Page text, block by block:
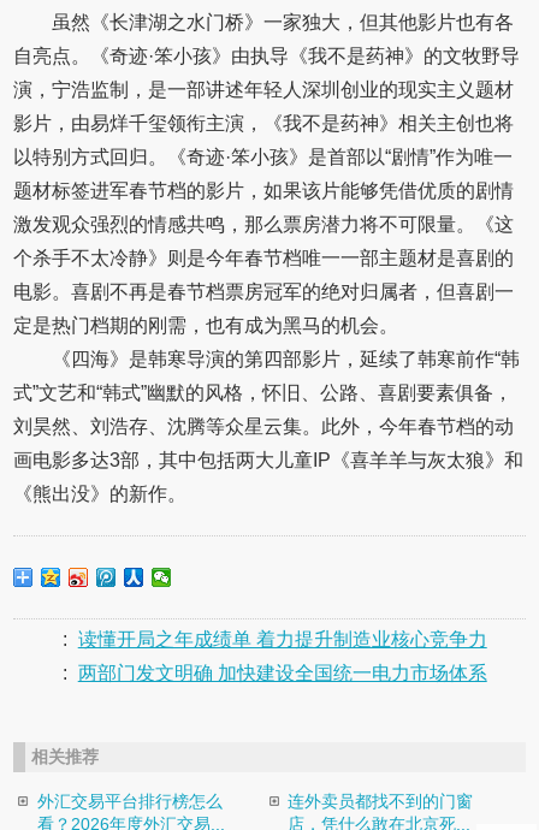
虽然《长津湖之水门桥》一家独大，但其他影片也有各
自亮点。《奇迹·笨小孩》由执导《我不是药神》的文牧野导
演，宁浩监制，是一部讲述年轻人深圳创业的现实主义题材
影片，由易烊千玺领衔主演，《我不是药神》相关主创也将
以特别方式回归。《奇迹·笨小孩》是首部以“剧情”作为唯一
题材标签进军春节档的影片，如果该片能够凭借优质的剧情
激发观众强烈的情感共鸣，那么票房潜力将不可限量。《这
个杀手不太冷静》则是今年春节档唯一一部主题材是喜剧的
电影。喜剧不再是春节档票房冠军的绝对归属者，但喜剧一
定是热门档期的刚需，也有成为黑马的机会。
《四海》是韩寒导演的第四部影片，延续了韩寒前作“韩
式”文艺和“韩式”幽默的风格，怀旧、公路、喜剧要素俱备，
刘昊然、刘浩存、沈腾等众星云集。此外，今年春节档的动
画电影多达3部，其中包括两大儿童IP《喜羊羊与灰太狼》和
《熊出没》的新作。
: 读懂开局之年成绩单 着力提升制造业核心竞争力
: 两部门发文明确 加快建设全国统一电力市场体系
相关推荐
外汇交易平台排行榜怎么
看？2026年度外汇交易...
连外卖员都找不到的门窗
店，凭什么敢在北京死...